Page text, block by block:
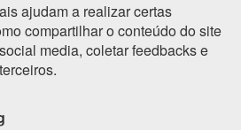
ajudam a realizar certas
compartilhar o conteúdo do site
media, coletar feedbacks e